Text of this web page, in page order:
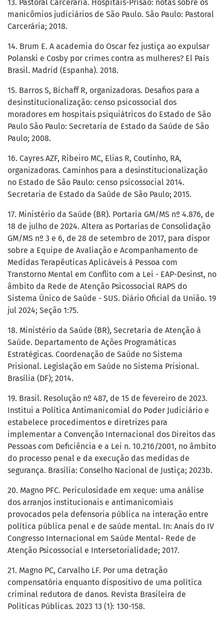
13. Pastoral Carcerária. Hospitais-Prisão: notas sobre os
manicômios judiciários de São Paulo. São Paulo: Pastoral
Carcerária; 2018.
14. Brum E. A academia do Oscar fez justiça ao expulsar
Polanski e Cosby por crimes contra as mulheres? El País
Brasil. Madrid (Espanha). 2018.
15. Barros S, Bichaff R, organizadoras. Desafios para a
desinstitucionalização: censo psicossocial dos
moradores em hospitais psiquiátricos do Estado de São
Paulo São Paulo: Secretaria de Estado da Saúde de São
Paulo; 2008.
16. Cayres AZF, Ribeiro MC, Elias R, Coutinho, RA,
organizadoras. Caminhos para a desinstitucionalização
no Estado de São Paulo: censo psicossocial 2014.
Secretaria de Estado da Saúde de São Paulo; 2015.
17. Ministério da Saúde (BR). Portaria GM/MS nº 4.876, de
18 de julho de 2024. Altera as Portarias de Consolidação
GM/MS nº 3 e 6, de 28 de setembro de 2017, para dispor
sobre a Equipe de Avaliação e Acompanhamento de
Medidas Terapêuticas Aplicáveis à Pessoa com
Transtorno Mental em Conflito com a Lei - EAP-Desinst, no
âmbito da Rede de Atenção Psicossocial RAPS do
Sistema Único de Saúde - SUS. Diário Oficial da União. 19
jul 2024; Seção 1:75.
18. Ministério da Saúde (BR), Secretaria de Atenção à
Saúde. Departamento de Ações Programáticas
Estratégicas. Coordenação de Saúde no Sistema
Prisional. Legislação em Saúde no Sistema Prisional.
Brasília (DF); 2014.
19. Brasil. Resolução nº 487, de 15 de fevereiro de 2023.
Institui a Política Antimanicomial do Poder Judiciário e
estabelece procedimentos e diretrizes para
implementar a Convenção Internacional dos Direitos das
Pessoas com Deficiência e a Lei n. 10.216/2001, no âmbito
do processo penal e da execução das medidas de
segurança. Brasília: Conselho Nacional de Justiça; 2023b.
20. Magno PFC. Periculosidade em xeque: uma análise
dos arranjos institucionais e antimanicomiais
provocados pela defensoria pública na interação entre
política pública penal e de saúde mental. In: Anais do IV
Congresso Internacional em Saúde Mental- Rede de
Atenção Psicossocial e Intersetorialidade; 2017.
21. Magno PC, Carvalho LF. Por uma detração
compensatória enquanto dispositivo de uma política
criminal redutora de danos. Revista Brasileira de
Políticas Públicas. 2023 13 (1): 130-158.